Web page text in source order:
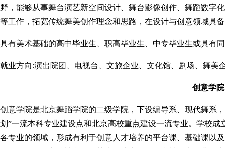
野，能够从事舞台演艺新空间设计、舞台影像创作、舞蹈数字
等工作，拓宽传统舞美创作理念和思路，在设计与创意领域具
具有美术基础的高中毕业生、职高毕业生、中专毕业生或具有
就业方向:演出院团、电视台、文旅企业、文化馆、剧场、舞美
创意学院
创意学院是北京舞蹈学院的二级学院，下设编导系、现代舞系
划”一流本科专业建设点和北京高校重点建设一流专业。学校
各专业的领域，形成有利于创意人才培养的平台课、基础课以